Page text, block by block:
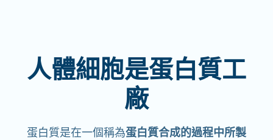
人體細胞是蛋白質工
廠
蛋白質是在一個稱為蛋白質合成的過程中所製